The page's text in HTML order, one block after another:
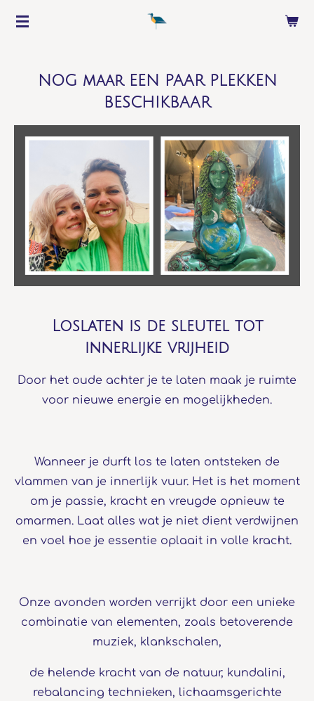
Ga
NOG maar EEN PAAR PLEKKEN
BESCHIKBAAR
Loslaten is de sleutel tot
innerlijke vrijheid
Door het oude achter je te laten maak je ruimte
voor nieuwe energie en mogelijkheden.
Wanneer je durft los te laten ontsteken de
vlammen van je innerlijk vuur. Het is het moment
om je passie, kracht en vreugde opnieuw te
omarmen. Laat alles wat je niet dient verdwijnen
en voel hoe je essentie oplaait in volle kracht.
Onze avonden worden verrijkt door een unieke
combinatie van elementen, zoals betoverende
muziek, klankschalen,
de helende kracht van de natuur, kundalini,
rebalancing technieken, lichaamsgerichte